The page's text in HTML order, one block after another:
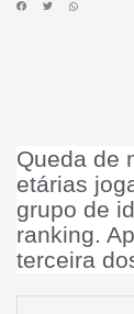
Queda de
etárias
grupo de
ranking.
terceira